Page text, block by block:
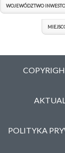
WOJEWÓDZTWO
POLITYKA